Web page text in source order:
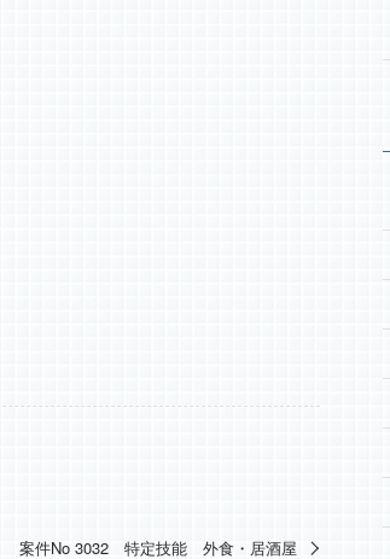
案件No 3032 特定技能 外食・居酒屋